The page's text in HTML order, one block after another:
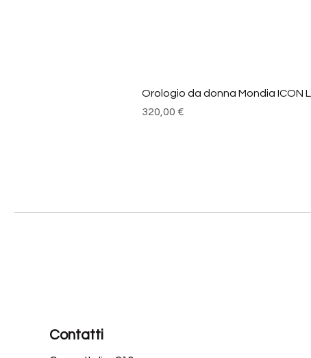
Orologio da donna Mondia ICON
Prezzo
320,00 €
Contatti